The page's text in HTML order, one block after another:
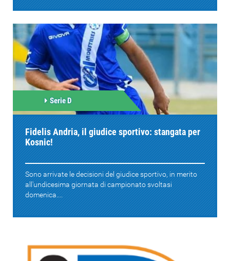
Serie D
Fidelis Andria, il giudice sportivo: stangata per
Kosnic!
Sono arrivate le decisioni del giudice sportivo, in merito
all'undicesima giornata di campionato svoltasi
domenica....